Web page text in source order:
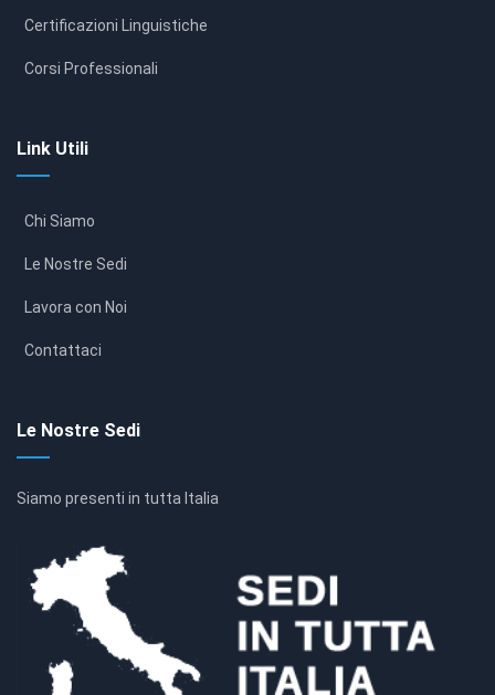
Certificazioni Linguistiche
Corsi Professionali
Link Utili
Chi Siamo
Le Nostre Sedi
Lavora con Noi
Contattaci
Le Nostre Sedi
Siamo presenti in tutta Italia